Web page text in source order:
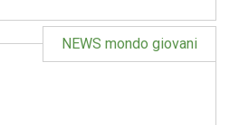
NEWS mondo giovani